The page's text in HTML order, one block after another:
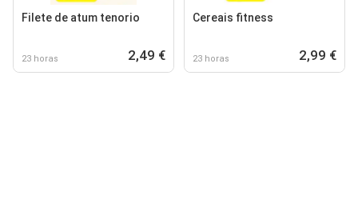
Filete de atum tenorio
23 horas 2,49 €
Cereais fitness
23 horas 2,99 €